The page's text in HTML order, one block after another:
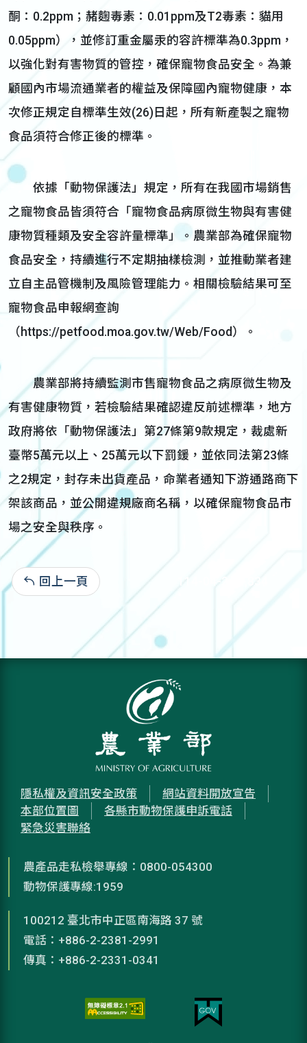
酮：0.2ppm；赭麴毒素：0.01ppm及T2毒素：貓用
0.05ppm），並修訂重金屬汞的容許標準為0.3ppm，
以強化對有害物質的管控，確保寵物食品安全。為兼
顧國內市場流通業者的權益及保障國內寵物健康，本
次修正規定自標準生效(26)日起，所有新產製之寵物
食品須符合修正後的標準。
依據「動物保護法」規定，所有在我國市場銷售
之寵物食品皆須符合「寵物食品病原微生物與有害健
康物質種類及安全容許量標準」。農業部為確保寵物
食品安全，持續進行不定期抽樣檢測，並推動業者建
立自主品管機制及風險管理能力。相關檢驗結果可至
寵物食品申報網查詢
（https://petfood.moa.gov.tw/Web/Food）。
農業部將持續監測市售寵物食品之病原微生物及
有害健康物質，若檢驗結果確認違反前述標準，地方
政府將依「動物保護法」第27條第9款規定，裁處新
臺幣5萬元以上、25萬元以下罰鍰，並依同法第23條
之2規定，封存未出貨產品，命業者通知下游通路商下
架該商品，並公開違規廠商名稱，以確保寵物食品市
場之安全與秩序。
回上一頁 114-04-24:4,834
隱私權及資訊安全政策
網站資料開放宣告
本部位置圖
各縣市動物保護申訴電話
緊急災害聯絡
農產品走私檢舉專線：0800-054300
動物保護專線:1959
100212 臺北市中正區南海路 37 號
電話：+886-2-2381-2991
傳真：+886-2-2331-0341